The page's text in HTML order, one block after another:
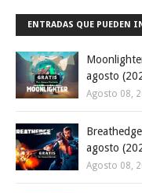
ENTRADAS QUE PUEDEN
agosto
Agosto 08,
agosto
Agosto 08,